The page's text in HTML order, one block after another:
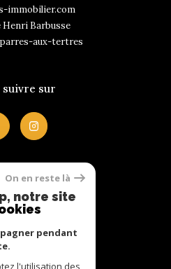
immobilier.com
Henri Barbusse
parres-aux-tertres
suivre sur
clients
On en reste là
notre site
pendant
l'utilisation des